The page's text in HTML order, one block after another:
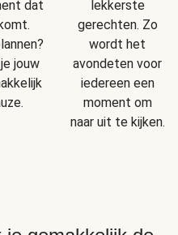
dat
jouw
lekkerste
gerechten. Zo
wordt het
avondeten voor
iedereen een
moment om
naar uit te kijken.